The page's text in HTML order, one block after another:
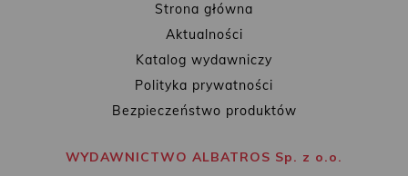
Strona główna
Aktualności
Katalog wydawniczy
Polityka prywatności
Bezpieczeństwo produktów
WYDAWNICTWO ALBATROS Sp. z o.o.